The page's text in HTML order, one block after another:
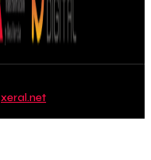
xeral.net